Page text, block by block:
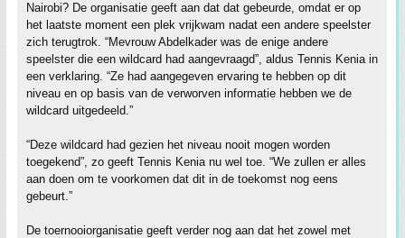
Nairobi? De organisatie geeft aan dat dat gebeurde, omdat er op
het laatste moment een plek vrijkwam nadat een andere speelster
zich terugtrok. “Mevrouw Abdelkader was de enige andere
speelster die een wildcard had aangevraagd”, aldus Tennis Kenia in
een verklaring. “Ze had aangegeven ervaring te hebben op dit
niveau en op basis van de verworven informatie hebben we de
wildcard uitgedeeld.”
“Deze wildcard had gezien het niveau nooit mogen worden
toegekend”, zo geeft Tennis Kenia nu wel toe. “We zullen er alles
aan doen om te voorkomen dat dit in de toekomst nog eens
gebeurt.”
De toernooiorganisatie geeft verder nog aan dat het zowel met